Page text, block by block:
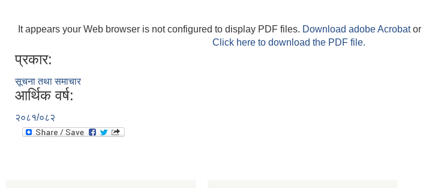
It appears your Web browser is not configured to display PDF files. Download adobe Acrobator
Click here to download the PDF file.
प्रकार:
सूचना तथा समाचार
आर्थिक वर्ष:
२०८१/०८२